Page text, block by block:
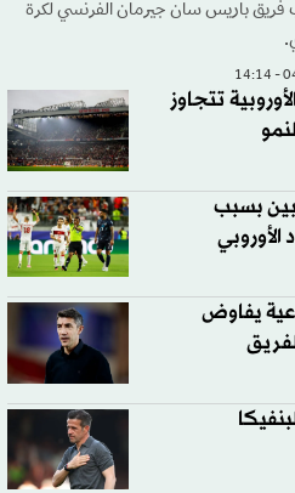
فريق باريس سان جيرمان الفرنسي لكرة
تتجاوز
بسبب
يفاوض